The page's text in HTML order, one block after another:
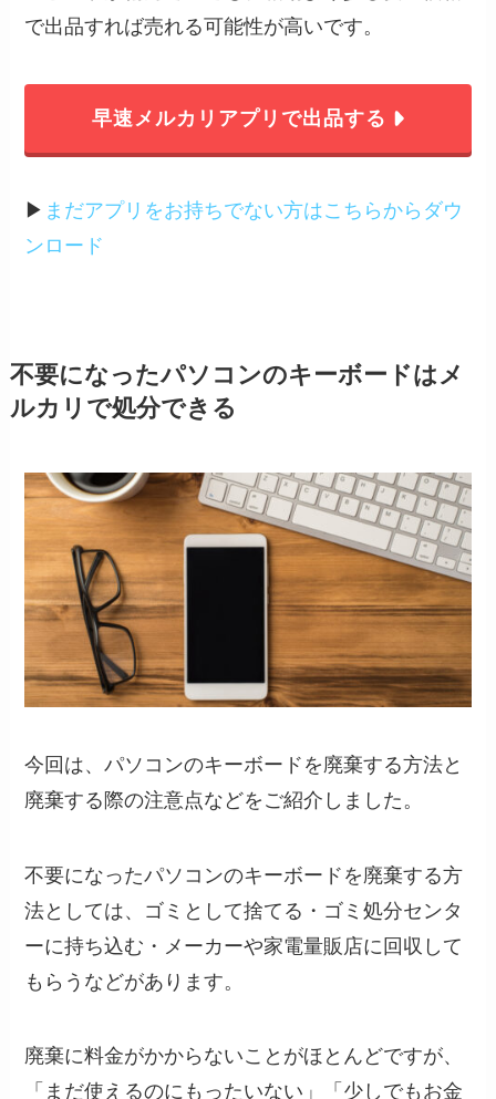
で出品すれば売れる可能性が高いです。
早速メルカリアプリで出品する
▶︎ まだアプリをお持ちでない方はこちらからダウ
ンロード
不要になったパソコンのキーボードはメ
ルカリで処分できる
今回は、パソコンのキーボードを廃棄する方法と
廃棄する際の注意点などをご紹介しました。
不要になったパソコンのキーボードを廃棄する方
法としては、ゴミとして捨てる・ゴミ処分センタ
ーに持ち込む・メーカーや家電量販店に回収して
もらうなどがあります。
廃棄に料金がかからないことがほとんどですが、
「まだ使えるのにもったいない」「少しでもお金